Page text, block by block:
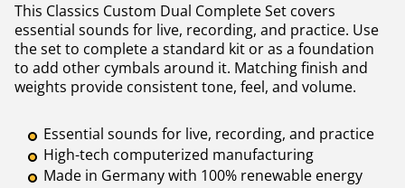
This Classics Custom Dual Complete Set covers
essential sounds for live, recording, and practice. Use
the set to complete a standard kit or as a foundation
to add other cymbals around it. Matching finish and
weights provide consistent tone, feel, and volume.
Essential sounds for live, recording, and practice
High-tech computerized manufacturing
Made in Germany with 100% renewable energy